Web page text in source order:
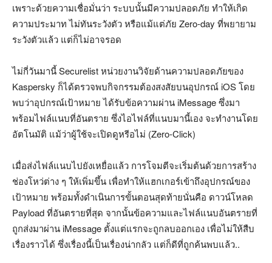
เพราะด้วยความเชื่อมั่นว่า ระบบนั้นมีความปลอดภัย ทำให้เกิด
ความประมาท ไม่ทันระวังตัว หรือแม้แต่ภัย Zero-day ที่พยายาม
ระวังตัวแล้ว แต่ก็ไม่อาจรอด
ไม่กี่วันมานี้ Securelist หน่วยงานวิจัยด้านความปลอดภัยของ
Kaspersky ก็ได้ตรวจพบกิจกรรมต้องสงสัยบนอุปกรณ์ iOS โดย
พบว่าอุปกรณ์เป้าหมาย ได้รับข้อความผ่าน iMessage ซึ่งมา
พร้อมไฟล์แนบที่อันตราย ซึ่งไอไฟล์ที่แนบมานี้เอง จะทำงานโดย
อัตโนมัติ แม้ว่าผู้ใช้จะเปิดดูหรีอไม่ (Zero-Click)
เมื่อส่งไฟล์แนบไปยังเหยื่อแล้ว การโจมตีจะเริ่มต้นด้วยการสร้าง
ช่องโหว่ต่าง ๆ ให้เพิ่มขึ้น เพื่อทำให้แฮกเกอร์เข้าถึงอุปกรณ์ของ
เป้าหมาย พร้อมทั้งดำเนินการขั้นตอนสุดท้ายนั่นคือ ดาวน์โหลด
Payload ที่อันตรายที่สุด จากนั้นข้อความและไฟล์แนบอันตรายที่
ถูกส่งมาผ่าน iMessage ตั้งแต่แรกจะถูกลบออกเอง เพื่อไม่ให้สืบ
เรื่องราวได้ ซึ่งเรื่องนี้เป็นเรื่องน่ากลัว แต่ก็ดีที่ถูกค้นพบแล้ว..